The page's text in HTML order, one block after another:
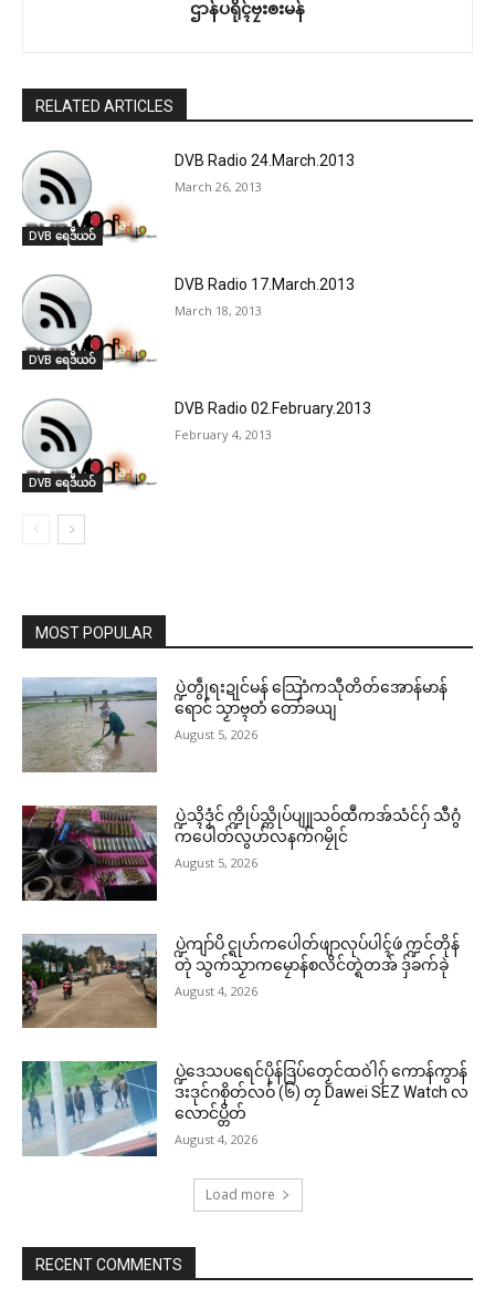
ဌာန်ပရိုၚ်ဗၠးၜးမန်
RELATED ARTICLES
DVB ရေဒဳယဝ်
DVB Radio 24.March.2013
March 26, 2013
DVB ရေဒဳယဝ်
DVB Radio 17.March.2013
March 18, 2013
DVB ရေဒဳယဝ်
DVB Radio 02.February.2013
February 4, 2013
MOST POPULAR
ပ္ဍဲတွဵုရးဍုင်မန် သြောံကသီုတိတ်အောန်မာန်
ရောင် သၟာဗ္ၚတံ တော်ခယျ
August 5, 2026
ပ္ဍဲသ္ၚိဒၟံင် က္ဍိုပ်သ္ကိုပ်ပျူသဝ်ထဳကအ်သံင်ဂှ် သီဂွံ
ကပေါတ်လွဟ်လနက်ဂမၠိုင်
August 5, 2026
ပ္ဍဲကျာ်ပိ င္ရုဟ်ကပေါတ်ဖျာလုပ်ပါၚ်ဖဴ က္ဍင်တိုန်
တုဲ သွက်သၟာကမၠောန်စလိင်တ္ရဲတအ် ဒှ်ခက်ခုဲ
August 4, 2026
ပ္ဍဲဒေသပရေင်ပိုန်ဒြပ်တၟေင်ထဝဲါဂှ် ကောန်ကွာန်
ဒးဒုင်ဂစိုတ်လဝ် (၆) တၠ Dawei SEZ Watch လ
လောင်ပ္တိတ်
August 4, 2026
Load more
RECENT COMMENTS